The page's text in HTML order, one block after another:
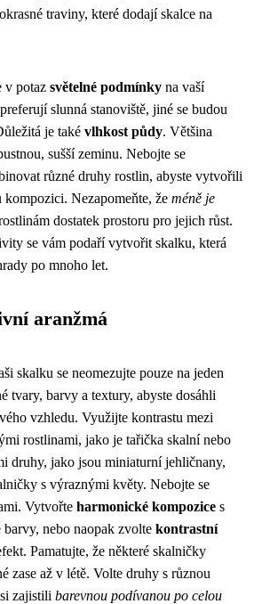
traviny, které dodají skalce na
v potaz světelné podmínky na vaší
slunná stanoviště, jiné se budou
je také vlhkost půdy. Většina
sušší zeminu. Nebojte se
různé druhy rostlin, abyste vytvořili
kompozici. Nezapomeňte, že méně je
dostatek prostoru pro jejich růst.
se vám podaří vytvořit skalku, která
po mnoho let.
aranžmá
skalku se neomezujte pouze na jeden
tvary, barvy a textury, abyste dosáhli
vzhledu. Využijte kontrastu mezi
rostlinami, jako je tařička skalní nebo
druhy, jako jsou miniaturní jehličnany,
s výraznými květy. Nebojte se
Vytvořte harmonické kompozice s
nebo naopak zvolte kontrastní
Pamatujte, že některé skalničky
zase až v létě. Volte druhy s různou
zajistili barevnou podívanou po celou